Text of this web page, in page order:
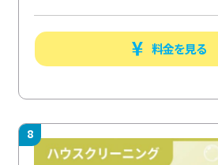
料金を見る
8